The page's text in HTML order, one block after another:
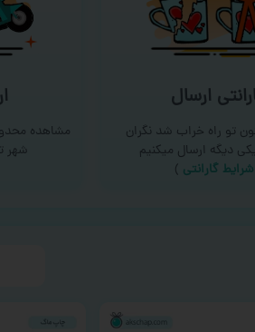
ارسال
تو راه خراب شد نگران
دیگه ارسال میکنیم
شرایط گارانتی )
مشاهده
شهر